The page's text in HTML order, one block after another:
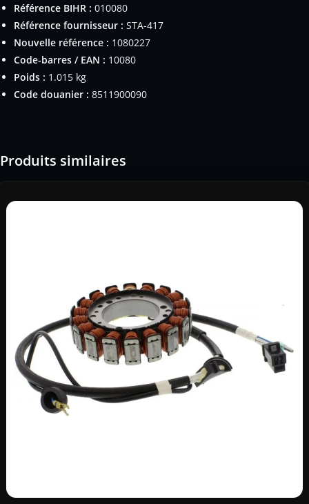
Référence BIHR : 010080
Référence fournisseur : STA-417
Nouvelle référence : 1080227
Code-barres / EAN : 10080
Poids : 1.015 kg
Code douanier : 8511900090
Produits similaires